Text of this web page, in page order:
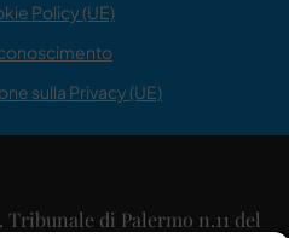
Policy (UE)
sulla Privacy (UE)
di Palermo n.11 del